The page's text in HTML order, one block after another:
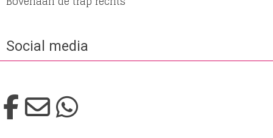
Social media